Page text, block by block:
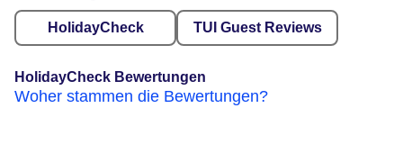
HolidayCheck TUI Guest Reviews
HolidayCheck Bewertungen
Woher stammen die Bewertungen?